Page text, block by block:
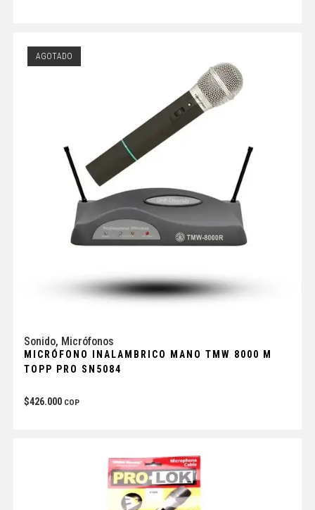
AGOTADO
Sonido, Micrófonos
MICRÓFONO INALAMBRICO MANO TMW 8000 M
TOPP PRO SN5084
$426.000 COP